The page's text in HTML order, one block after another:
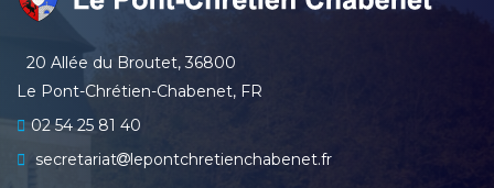
20 Allée du Broutet, 36800
Le Pont-Chrétien-Chabenet, FR
02 54 25 81 40
secretariat
lepontchretienchabenet.fr